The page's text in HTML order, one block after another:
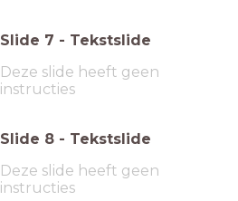
Slide 7 - Tekstslide
Deze slide heeft geen
instructies
Slide 8 - Tekstslide
Deze slide heeft geen
instructies